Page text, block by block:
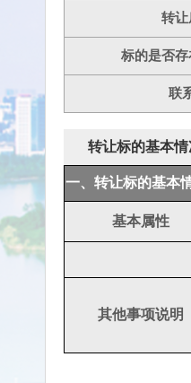
转让
标的是否
联
转让标的基本情
一、转让标的基本
基本属性
其他事项说明